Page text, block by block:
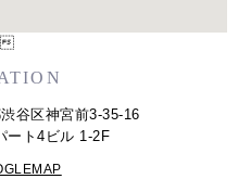
谷区神宮前3-35-16
ート4ビル 1-2F